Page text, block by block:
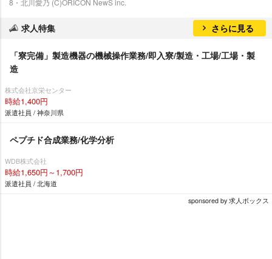
8・北川愛乃 (C)ORICON NewS inc.
求人特集 さらに見る
「寮完備」製造機器の機械操作業務/即入寮/製造・工場/工場・製
造
株式会社京栄センター
時給1,400円
派遣社員 / 神奈川県
ペプチド合成業務/化学分析
WDB株式会社
時給1,650円～1,700円
派遣社員 / 北海道
sponsored by 求人ボックス